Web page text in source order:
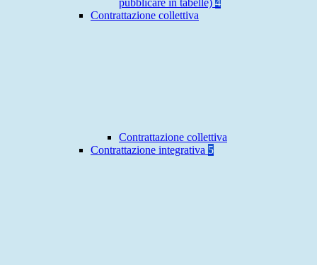
pubblicare in tabelle) 4
Contrattazione collettiva
Contrattazione collettiva
Contrattazione integrativa 5